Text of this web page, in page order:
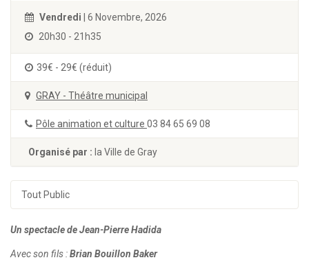
Vendredi | 6 Novembre, 2026
20h30 - 21h35
39€ - 29€ (réduit)
GRAY - Théâtre municipal
Pôle animation et culture 03 84 65 69 08
Organisé par : la Ville de Gray
Tout Public
Un spectacle de Jean-Pierre Hadida
Avec son fils :Brian Bouillon Baker